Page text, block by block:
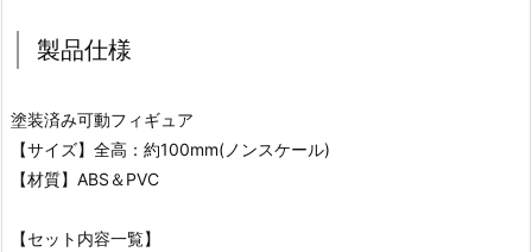
製品仕様
塗装済み可動フィギュア
【サイズ】全高：約100mm(ノンスケール)
【材質】ABS＆PVC
【セット内容一覧】